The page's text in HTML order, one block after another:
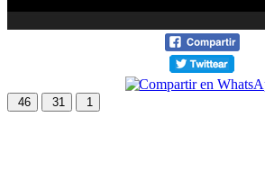
46 31 1